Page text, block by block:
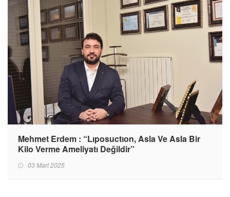
Mehmet Erdem : “Lıposuctıon, Asla Ve Asla Bir
Kilo Verme Ameliyatı Değildir”
03 Mart 2025